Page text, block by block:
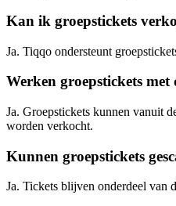
Kan ik groepstickets
Ja. Tiqqo ondersteunt
Werken groepstickets
Ja. Groepstickets kunnen vanuit
worden verkocht.
Kunnen groepstickets
Ja. Tickets blijven onderdeel van